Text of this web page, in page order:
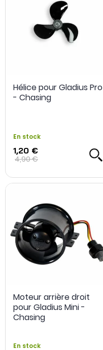
Hélice pour Gladius Pro
- Chasing
En stock
1,20 €
4,90 €
Moteur arrière droit
pour Gladius Mini -
Chasing
En stock